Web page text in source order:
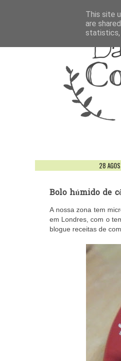
28
Bolo húmido de
A nossa zona tem
em Londres, com o
blogue receitas de
This site
are
statistics,